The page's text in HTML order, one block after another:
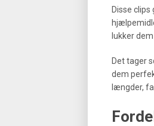
Disse
lukker dem
Det tager
dem
længder,